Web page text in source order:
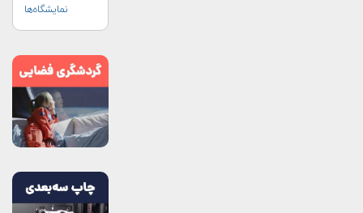
نمایشگاه‌ها